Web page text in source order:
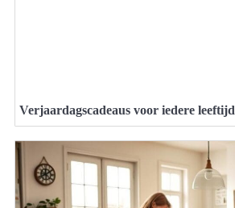
Verjaardagscadeaus voor iedere leeftijd